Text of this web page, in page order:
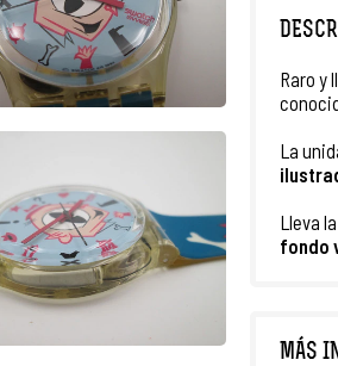
Raro y
La
Lleva
fondo
MÁS